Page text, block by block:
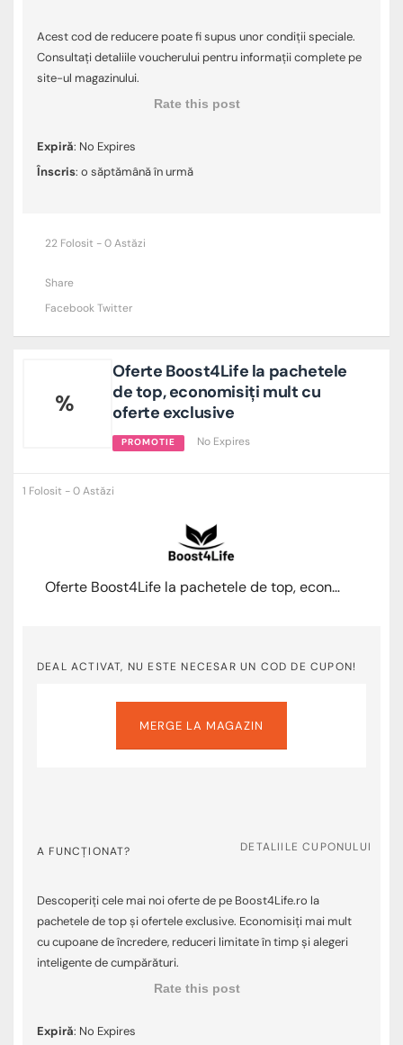
Acest cod de reducere poate fi supus unor condiții speciale.
Consultați detaliile voucherului pentru informații complete pe
site-ul magazinului.
Rate this post
Expiră: No Expires
Înscris: o săptămână în urmă
22 Folosit - 0 Astăzi
Share
FacebookTwitter
%
Oferte Boost4Life la pachetele
de top, economisiți mult cu
oferte exclusive
PROMOTIE No Expires
1 Folosit - 0 Astăzi
Oferte Boost4Life la pachetele de top, economisiți mult cu oferte exclusive
DEAL ACTIVAT, NU ESTE NECESAR UN COD DE CUPON!
MERGE LA MAGAZIN
A FUNCȚIONAT? DETALIILE CUPONULUI
Descoperiți cele mai noi oferte de pe Boost4Life.ro la
pachetele de top și ofertele exclusive. Economisiți mai mult
cu cupoane de încredere, reduceri limitate în timp și alegeri
inteligente de cumpărături.
Rate this post
Expiră: No Expires